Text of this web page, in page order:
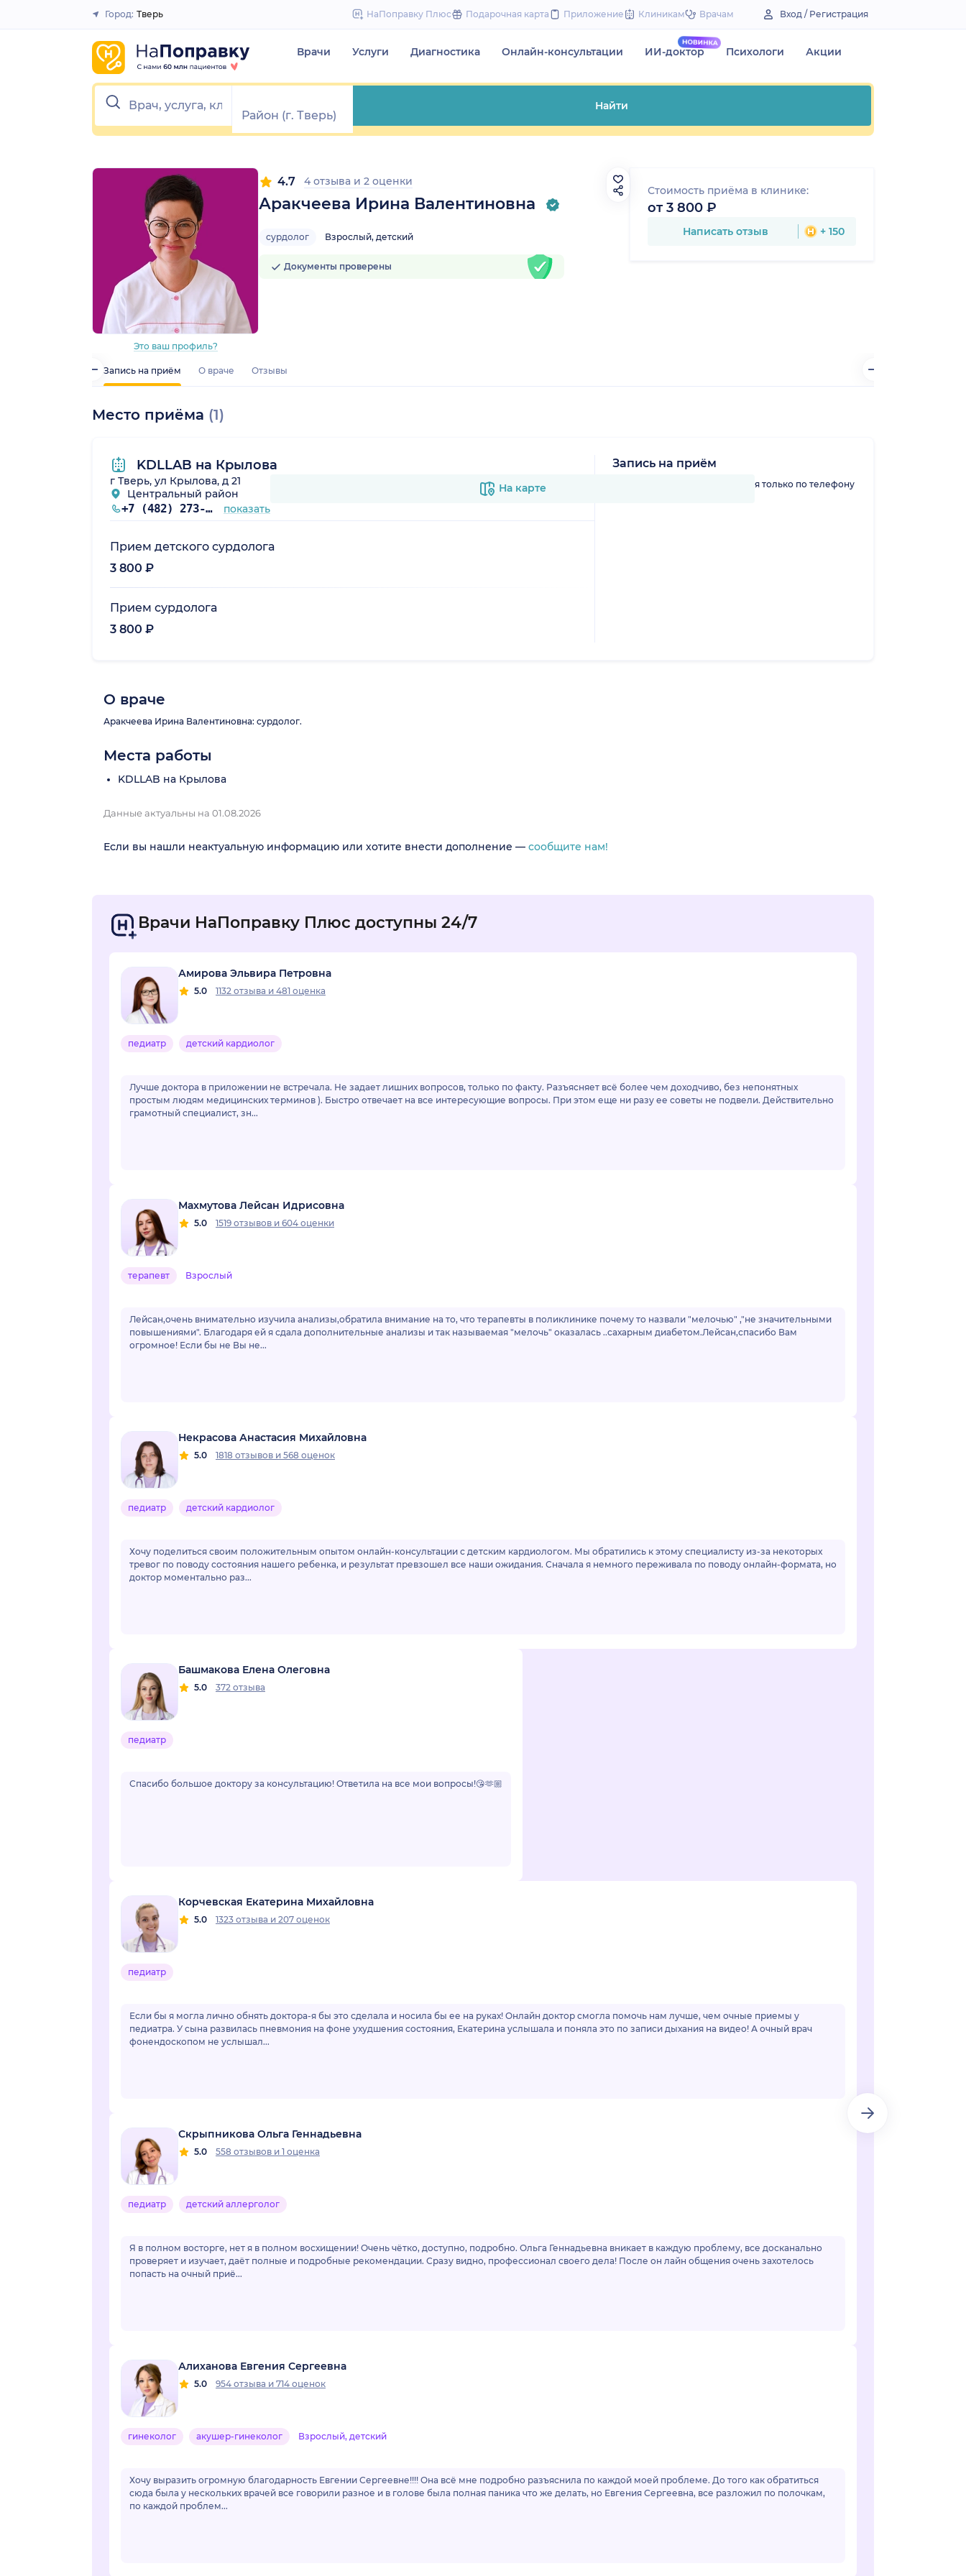
to
Закрыть
Город: Тверь НаПоправку Плюс Подарочная карта Приложение Клиникам Врачам Вход / Регистрация
Врачи Услуги Диагностика Онлайн-консультации ИИ-доктор Психологи Акции
Найти
Это ваш профиль?
Аракчеева Ирина Валентиновна
4.7 4 отзыва и 2 оценки
сурдолог Взрослый, детский
Документы проверены
Стоимость приёма в клинике:
от 3 800 ₽
Написать отзыв + 150
Запись на приём О враче Отзывы
Место приёма (1)
KDLLAB на Крылова
г Тверь, ул Крылова, д 21
Центральный район
+7 (482) 273-67-36 показать
На карте
Прием детского сурдолога
3 800 ₽
Прием сурдолога
3 800 ₽
Запись на приём
В клинику можно записаться только по телефону
О враче
Аракчеева Ирина Валентиновна: сурдолог.
Места работы
KDLLAB на Крылова
Данные актуальны на 01.08.2026
Если вы нашли неактуальную информацию или хотите внести дополнение — сообщите нам!
Врачи НаПоправку Плюс доступны 24/7
Амирова Эльвира Петровна
5.0 1132 отзыва и 481 оценка
педиатр детский кардиолог
Лучше доктора в приложении не встречала. Не задает лишних вопросов, только по факту. Разъясняет всё более чем доходчиво, без непонятных
простым людям медицинских терминов ). Быстро отвечает на все интересующие вопросы. При этом еще ни разу ее советы не подвели. Действительно
грамотный специалист, зн...
Махмутова Лейсан Идрисовна
5.0 1519 отзывов и 604 оценки
терапевт Взрослый
Лейсан,очень внимательно изучила анализы,обратила внимание на то, что терапевты в поликлинике почему то назвали "мелочью" ,"не значительными
повышениями". Благодаря ей я сдала дополнительные анализы и так называемая "мелочь" оказалась ..сахарным диабетом.Лейсан,спасибо Вам
огромное! Если бы не Вы не...
Некрасова Анастасия Михайловна
5.0 1818 отзывов и 568 оценок
педиатр детский кардиолог
Хочу поделиться своим положительным опытом онлайн-консультации с детским кардиологом. Мы обратились к этому специалисту из-за некоторых
тревог по поводу состояния нашего ребенка, и результат превзошел все наши ожидания. Сначала я немного переживала по поводу онлайн-формата, но
доктор моментально раз...
Башмакова Елена Олеговна
5.0 372 отзыва
педиатр
Спасибо большое доктору за консультацию! Ответила на все мои вопросы!😘🫶🏼
Корчевская Екатерина Михайловна
5.0 1323 отзыва и 207 оценок
педиатр
Если бы я могла лично обнять доктора-я бы это сделала и носила бы ее на руках! Онлайн доктор смогла помочь нам лучше, чем очные приемы у
педиатра. У сына развилась пневмония на фоне ухудшения состояния, Екатерина услышала и поняла это по записи дыхания на видео! А очный врач
фонендоскопом не услышал...
Скрыпникова Ольга Геннадьевна
5.0 558 отзывов и 1 оценка
педиатр детский аллерголог
Я в полном восторге, нет я в полном восхищении! Очень чётко, доступно, подробно. Ольга Геннадьевна вникает в каждую проблему, все досканально
проверяет и изучает, даёт полные и подробные рекомендации. Сразу видно, профессионал своего дела! После он лайн общения очень захотелось
попасть на очный приё...
Алиханова Евгения Сергеевна
5.0 954 отзыва и 714 оценок
гинеколог акушер-гинеколог Взрослый, детский
Хочу выразить огромную благодарность Евгении Сергеевне!!!! Она всё мне подробно разъяснила по каждой моей проблеме. До того как обратиться
сюда была у нескольких врачей все говорили разное и в голове была полная паника что же делать, но Евгения Сергеевна, все разложил по полочкам,
по каждой проблем...